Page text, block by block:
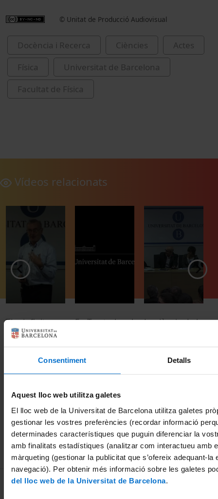
Consentiment Detalls
Aquest lloc web utilitza galetes
El lloc web de la Universitat de Barcelona utilitza galetes
gestionar les vostres preferències (recordar informació
determinades característiques que puguin diferenciar la
amb finalitats estadístiques (analitzar com interactueu amb
màrqueting (gestionar la publicitat que s’ofereix adequant-
navegació). Per obtenir més informació sobre les galetes
del lloc web de la Universitat de Barcelona
© Unitat de Producció Audiovisual
Docència i Recerca Ciències
Actes
Física
Universitat de Barcelona
Facultat de Física
Vídeos relacionats
The infinity
puzzle: from
atoms to the
LHC and how
you deserve it?
13 gener, 2012
En Teo troba el
17 setembre,
2014
La ciència de la
Rodona
16 setembre,
2015
MENÚ PEU 1
Avís legal